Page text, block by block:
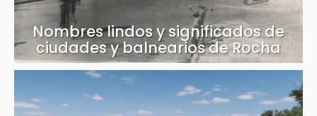
Nombres lindos y significados de
ciudades y balnearios de Rocha